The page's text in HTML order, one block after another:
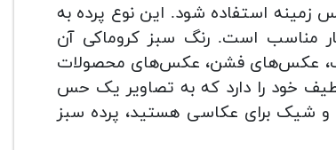
برای عکاسی از پس زمینه استفاده شود. این نوع پرده به
مناسب است. رنگ سبز کروماکی آن
عکس‌های فشن، عکس‌های محصولات
خود را دارد که به تصاویر یک حس
و شیک برای عکاسی هستید، پرده سبز